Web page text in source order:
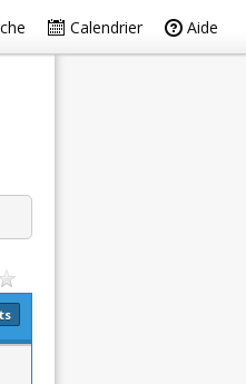
Calendrier Aide